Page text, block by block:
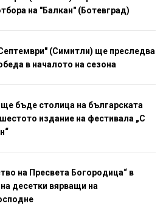
на "Балкан" (Ботевград)
(Симитли) ще преследва
в началото на сезона
бъде столица на българската
издание на фестивала „С
на Пресвета Богородица“ в
десетки вярващи на